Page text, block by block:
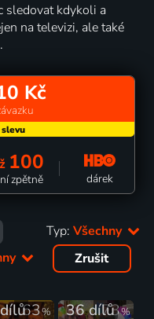
sledovat kdykoli a
na televizi, ale také
Kč
100
zpětně dárek
Typ: Všechny
Zrušit
63% 73%
36 dílů